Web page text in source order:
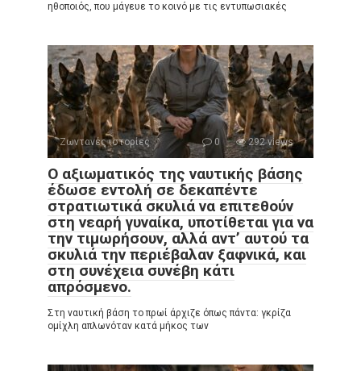
ηθοποιός, που μάγευε το κοινό με τις εντυπωσιακές
Ζωντανές ιστορίες 0 292 views
Ο αξιωματικός της ναυτικής βάσης
έδωσε εντολή σε δεκαπέντε
στρατιωτικά σκυλιά να επιτεθούν
στη νεαρή γυναίκα, υποτίθεται για να
την τιμωρήσουν, αλλά αντ’ αυτού τα
σκυλιά την περιέβαλαν ξαφνικά, και
στη συνέχεια συνέβη κάτι
απρόσμενο.
Στη ναυτική βάση το πρωί άρχιζε όπως πάντα: γκρίζα
ομίχλη απλωνόταν κατά μήκος των